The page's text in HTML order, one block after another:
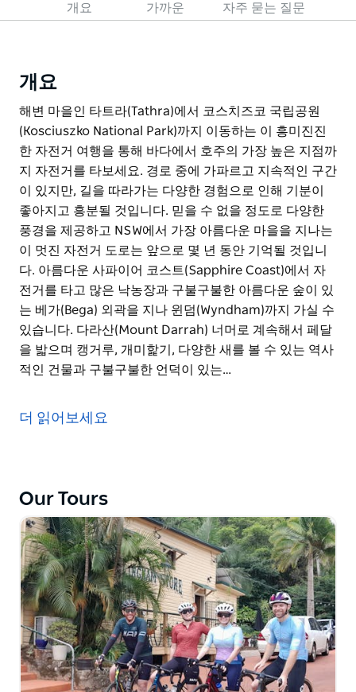
개요 가까운 자주 묻는 질문
개요
해변 마을인 타트라(Tathra)에서 코스치즈코 국립공원
(Kosciuszko National Park)까지 이동하는 이 흥미진진
한 자전거 여행을 통해 바다에서 호주의 가장 높은 지점까
지 자전거를 타보세요. 경로 중에 가파르고 지속적인 구간
이 있지만, 길을 따라가는 다양한 경험으로 인해 기분이
좋아지고 흥분될 것입니다. 믿을 수 없을 정도로 다양한
풍경을 제공하고 NSW에서 가장 아름다운 마을을 지나는
이 멋진 자전거 도로는 앞으로 몇 년 동안 기억될 것입니
다. 아름다운 사파이어 코스트(Sapphire Coast)에서 자
전거를 타고 많은 낙농장과 구불구불한 아름다운 숲이 있
는 베가(Bega) 외곽을 지나 윈덤(Wyndham)까지 가실 수
있습니다. 다라산(Mount Darrah) 너머로 계속해서 페달
을 밟으며 캥거루, 개미핥기, 다양한 새를 볼 수 있는 역사
적인 건물과 구불구불한 언덕이 있는…
(Kosciuszko National Park)까지 이동하는 이 흥미진진
좋아지고 흥분될 것입니다.
믿을 수 없을 정도로 다양한 풍경을 제공하고 NSW에서
가장 아름다운 마을을 지나는 이 멋진 자전거 도로는 앞으
로 몇 년 동안 기억될 것입니다. 아름다운 사파이어 코스
트(Sapphire Coast)에서 자전거를 타고 많은 낙농장과
구불구불한 아름다운 숲이 있는 베가(Bega) 외곽을 지나
윈덤(Wyndham)까지 가실 수 있습니다. 다라산(Mount
Darrah) 너머로 계속해서 페달을 밟으며 캥거루, 개미핥
기, 다양한 새를 볼 수 있는 역사적인 건물과 구불구불한
언덕이 있는 모나로(Monaro) 지역으로 들어가게 됩니다.
더 읽어보세요
Our Tours